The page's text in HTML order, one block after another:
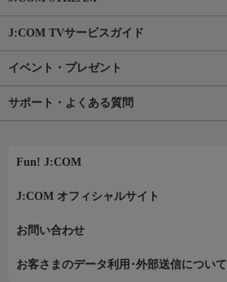
J:COM TVサービスガイド
イベント・プレゼント
サポート・よくある質問
Fun! J:COM
J:COM オフィシャルサイト
お問い合わせ
お客さまのデータ利用･外部送信について